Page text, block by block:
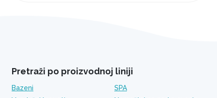
Pretraži po proizvodnoj liniji
Bazeni
SPA